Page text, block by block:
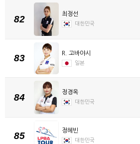
82 최정선
대한민국
83 R. 고바야시
일본
84 정경옥
대한민국
85 정혜빈
대한민국